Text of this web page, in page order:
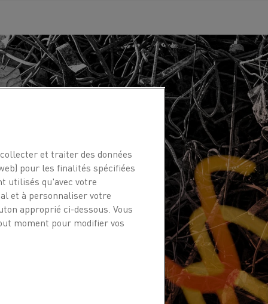
et traiter des données
pour les finalités spécifiées
utilisés qu'avec votre
et à personnaliser votre
approprié ci-dessous. Vous
moment pour modifier vos